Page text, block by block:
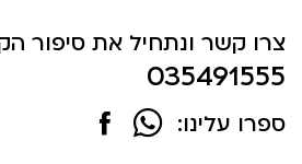
צרו קשר ונתחיל את סיפור
035491555
ספרו עלינו: